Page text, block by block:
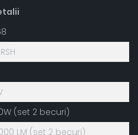
(set 2 becuri)
LM (set 2 becuri)